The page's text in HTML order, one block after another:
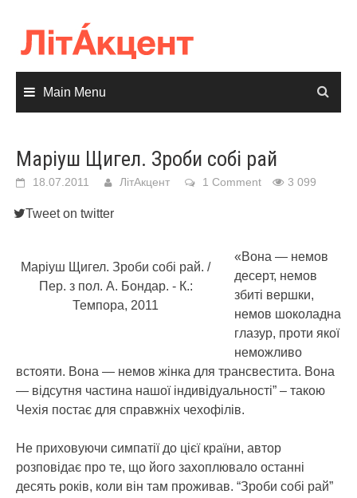
content
Main Menu
Маріуш Щигел. Зроби собі рай
18.07.2011 ЛітАкцент 1 Comment 3 099
Tweet on twitter
Маріуш Щигел. Зроби собі рай. /
Пер. з пол. А. Бондар. - К.:
Темпора, 2011
«Вона — немов
десерт, немов
збиті вершки,
немов шоколадна
глазур, проти якої
неможливо
встояти. Вона — немов жінка для трансвестита. Вона
— відсутня частина нашої індивідуальності” – такою
Чехія постає для справжніх чехофілів.
Не приховуючи симпатії до цієї країни, автор
розповідає про те, що його захоплювало останні
десять років, коли він там проживав. “Зроби собі рай”